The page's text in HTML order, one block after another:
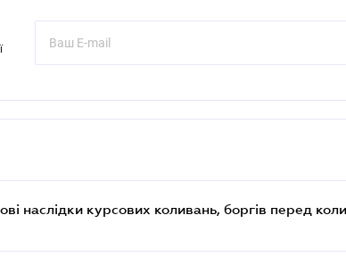
наслідки курсових коливань, боргів перед